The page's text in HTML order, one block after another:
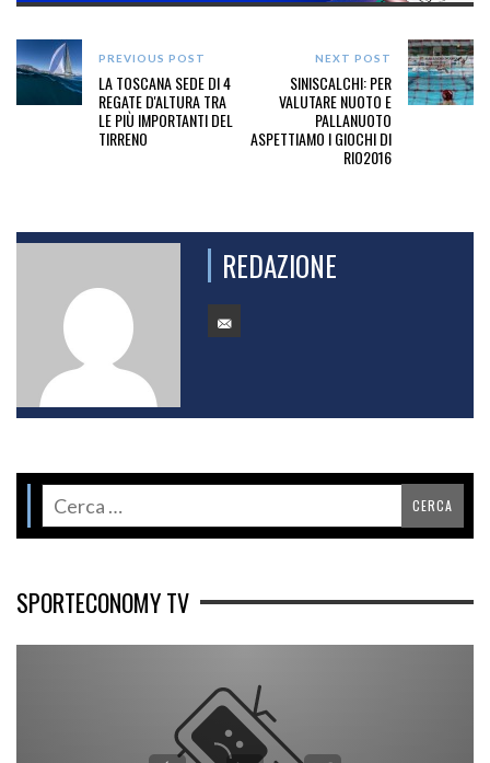
PREVIOUS POST
LA TOSCANA SEDE DI 4
REGATE D'ALTURA TRA
LE PIÙ IMPORTANTI DEL
TIRRENO
NEXT POST
SINISCALCHI: PER
VALUTARE NUOTO E
PALLANUOTO
ASPETTIAMO I GIOCHI DI
RIO2016
REDAZIONE
SPORTECONOMY TV